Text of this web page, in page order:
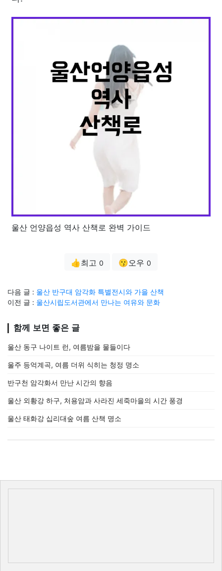
울산 언양읍성 역사 산책로 완벽 가이드
👍최고 0 😗오우 0
다음 글 : 울산 반구대 암각화 특별전시와 가을 산책
이전 글 : 울산시립도서관에서 만나는 여유와 문화
함께 보면 좋은 글
울산 동구 나이트 런, 여름밤을 물들이다
울주 등억계곡, 여름 더위 식히는 청정 명소
반구천 암각화서 만난 시간의 향음
울산 외황강 하구, 처용암과 사라진 세죽마을의 시간 풍경
울산 태화강 십리대숲 여름 산책 명소